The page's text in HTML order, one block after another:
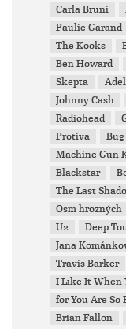
Carla Bruni
Paulie Garand
The Kooks
Ben Howard
Skepta
Johnny Cash
Radiohead
Protiva
Machine Gun
Blackstar
The Last
Osm hrozných
U2
Deep
Jana
Travis Barker
I Like It When
for You Are So
Brian Fallon